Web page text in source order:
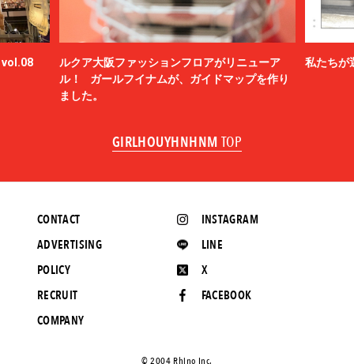
vol.08
ルクア大阪ファッションフロアがリニューア
ル！ ガールフイナムが、ガイドマップを作り
ました。
私たちが
GIRLHOUYHNHNM TOP
INSTAGRAM
LINE
X
FACEBOOK
CONTACT
ADVERTISING
POLICY
RECRUIT
COMPANY
©️ 2004 Rhino Inc.